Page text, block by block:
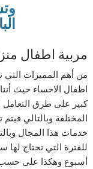
مربية اطفال
من أهم المميزات التي
اطفال الاحساء حيث
كبير على طرق التعامل
المختلفة وبالتالي
خدمات هذا المجال
للفترة التي تحتاج لها
أسبوع وهكذا على حسب